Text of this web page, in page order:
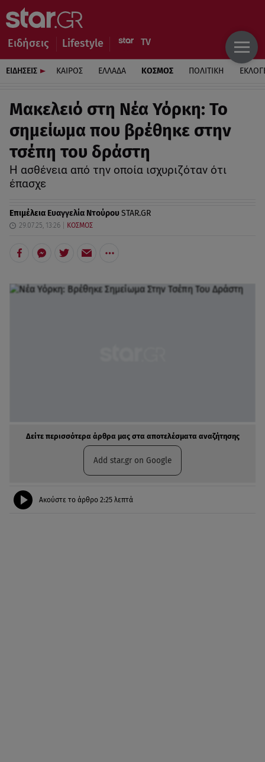
Ειδήσεις Lifestyle
ΕΙΔΗΣΕΙΣ ΚΑΙΡΟΣ ΕΛΛΑΔΑ ΚΟΣΜΟΣ ΠΟΛΙΤΙΚΗ
Μακελειό στη Νέα Υόρκη: Το
σημείωμα που βρέθηκε στην
τσέπη του δράστη
Η ασθένεια από την οποία ισχυριζόταν ότι
έπασχε
Επιμέλεια Ευαγγελία ΝτούρουSTAR.GR
29.07.25, 13:26 ΚΟΣΜΟΣ
Δείτε περισσότερα άρθρα μας στα αποτελέσματα αναζήτησης
Add star.gr on Google
Ακούστε το άρθρο 2:25 λεπτά